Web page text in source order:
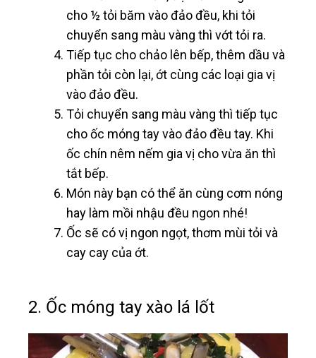
cho ½ tỏi băm vào đảo đều, khi tỏi
chuyển sang màu vàng thì vớt tỏi ra.
Tiếp tục cho chảo lên bếp, thêm dầu và
phần tỏi còn lại, ớt cùng các loại gia vị
vào đảo đều.
Tỏi chuyển sang màu vàng thì tiếp tục
cho ốc móng tay vào đảo đều tay. Khi
ốc chín nêm nếm gia vị cho vừa ăn thì
tắt bếp.
Món này bạn có thể ăn cùng cơm nóng
hay làm mồi nhậu đều ngon nhé!
Ốc sẽ có vị ngon ngọt, thơm mùi tỏi và
cay cay của ớt.
2. Ốc móng tay xào lá lốt